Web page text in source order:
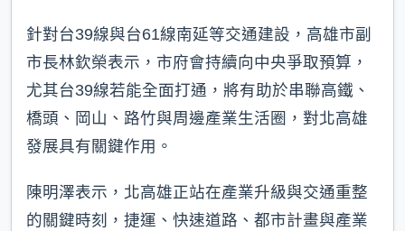
針對台39線與台61線南延等交通建設，高雄市副
市長林欽榮表示，市府會持續向中央爭取預算，
尤其台39線若能全面打通，將有助於串聯高鐵、
橋頭、岡山、路竹與周邊產業生活圈，對北高雄
發展具有關鍵作用。
陳明澤表示，北高雄正站在產業升級與交通重整
的關鍵時刻，捷運、快速道路、都市計畫與產業